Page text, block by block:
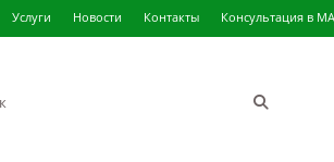
Услуги Новости Контакты Консультация в